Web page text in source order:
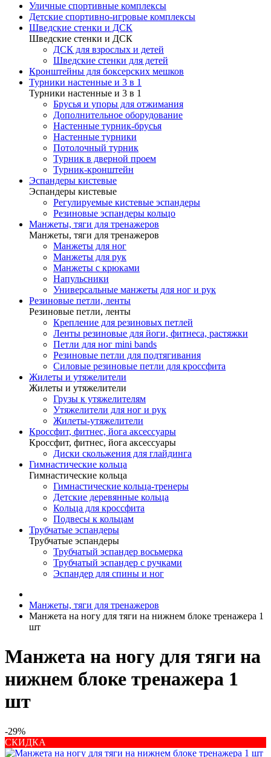
Уличные спортивные комплексы
Детские спортивно-игровые комплексы
Шведские стенки и ДСК
Шведские стенки и ДСК
ДСК для взрослых и детей
Шведские стенки для детей
Кронштейны для боксерских мешков
Турники настенные и 3 в 1
Турники настенные и 3 в 1
Брусья и упоры для отжимания
Дополнительное оборудование
Настенные турник-брусья
Настенные турники
Потолочный турник
Турник в дверной проем
Турник-кронштейн
Эспандеры кистевые
Эспандеры кистевые
Регулируемые кистевые эспандеры
Резиновые эспандеры кольцо
Манжеты, тяги для тренажеров
Манжеты, тяги для тренажеров
Манжеты для ног
Манжеты для рук
Манжеты с крюками
Напульсники
Универсальные манжеты для ног и рук
Резиновые петли, ленты
Резиновые петли, ленты
Крепление для резиновых петлей
Ленты резиновые для йоги, фитнеса, растяжки
Петли для ног mini bands
Резиновые петли для подтягивания
Силовые резиновые петли для кроссфита
Жилеты и утяжелители
Жилеты и утяжелители
Грузы к утяжелителям
Утяжелители для ног и рук
Жилеты-утяжелители
Кроссфит, фитнес, йога аксессуары
Кроссфит, фитнес, йога аксессуары
Диски скольжения для глайдинга
Гимнастические кольца
Гимнастические кольца
Гимнастические кольца-тренеры
Детские деревянные кольца
Кольца для кроссфита
Подвесы к кольцам
Трубчатые эспандеры
Трубчатые эспандеры
Трубчатый эспандер восьмерка
Трубчатый эспандер с ручками
Эспандер для спины и ног
Манжеты, тяги для тренажеров
Манжета на ногу для тяги на нижнем блоке тренажера 1
шт
Манжета на ногу для тяги на
нижнем блоке тренажера 1
шт
-29%
СКИДКА